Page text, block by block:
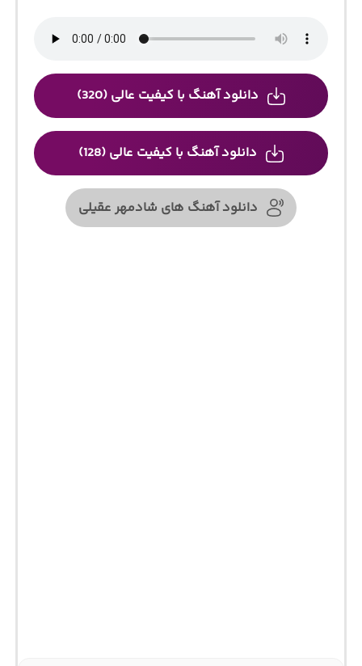
دانلود آهنگ با کیفیت عالی (320)
دانلود آهنگ با کیفیت عالی (128)
دانلود آهنگ های شادمهر عقیلی